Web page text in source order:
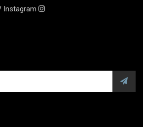
Instagram